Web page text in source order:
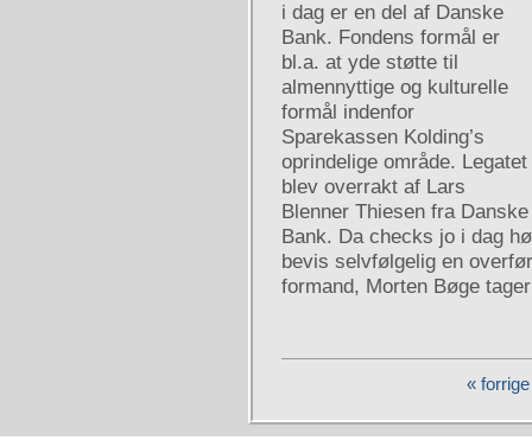
i dag er en del af Danske
Bank. Fondens formål er
bl.a. at yde støtte til
almennyttige og kulturelle
formål indenfor
Sparekassen Kolding’s
oprindelige område. Legatet
blev overrakt af Lars
Blenner Thiesen fra Danske
Bank. Da checks jo i dag
bevis selvfølgelig en
formand, Morten Bøge
« forrige